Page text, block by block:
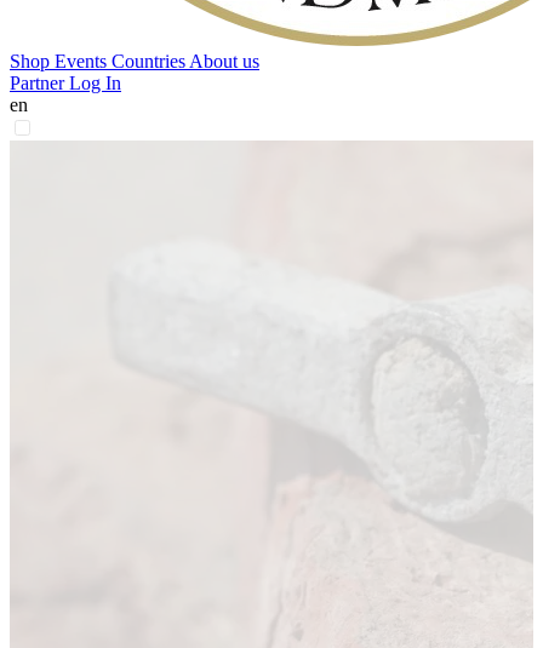
Shop Events Countries About us
Partner Log In
en